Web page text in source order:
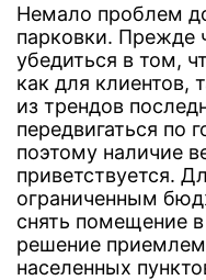
Немало проблем
парковки. Прежде
убедиться в том,
как для клиентов,
из трендов
передвигаться по
поэтому наличие
приветствуется.
ограниченным
снять помещение
решение
населенных